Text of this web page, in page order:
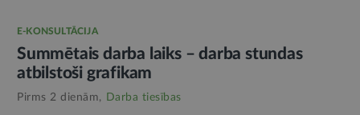
E-KONSULTĀCIJA
Summētais darba laiks – darba stundas
atbilstoši grafikam
Pirms 2 dienām, Darba tiesības